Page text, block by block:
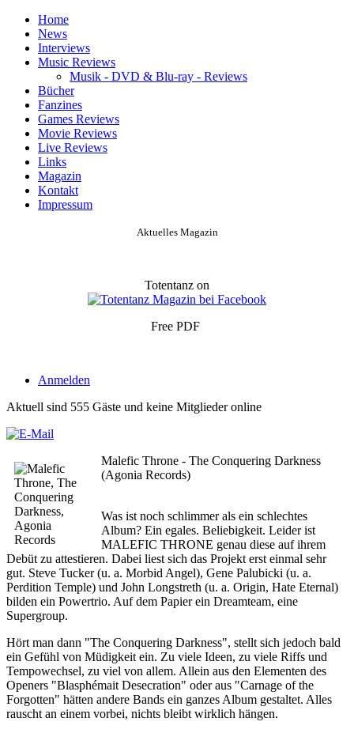
Home
News
Interviews
Music Reviews
Musik - DVD & Blu-ray - Reviews
Bücher
Fanzines
Games Reviews
Movie Reviews
Live Reviews
Links
Magazin
Kontakt
Impressum
Aktuelles Magazin
Totentanz on
Free PDF
Anmelden
Aktuell sind 555 Gäste und keine Mitglieder online
Malefic Throne - The Conquering Darkness
(Agonia Records)
Was ist noch schlimmer als ein schlechtes
Album? Ein egales. Beliebigkeit. Leider ist
MALEFIC THRONE genau diese auf ihrem
Debüt zu attestieren. Dabei liest sich das Projekt erst einmal sehr
gut. Steve Tucker (u. a. Morbid Angel), Gene Palubicki (u. a.
Perdition Temple) und John Longstreth (u. a. Origin, Hate Eternal)
bilden ein Powertrio. Auf dem Papier ein Dreamteam, eine
Supergroup.
Hört man dann "The Conquering Darkness", stellt sich jedoch bald
ein Gefühl von Müdigkeit ein. Zu viele Ideen, zu viele Riffs und
Tempowechsel, zu viel von allem. Allein aus den Elementen des
Openers "Blasphémait Desecration" oder aus "Carnage of the
Forgotten" hätten andere Bands ein ganzes Album gestaltet. Alles
rauscht an einem vorbei, nichts bleibt wirklich hängen.